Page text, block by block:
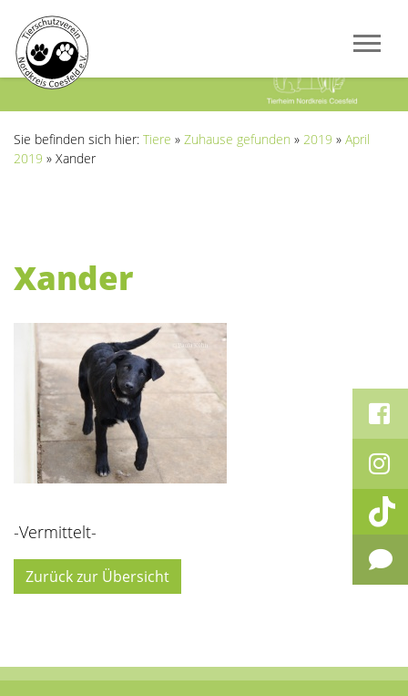
Sie befinden sich hier: Tiere » Zuhause gefunden » 2019 » April
2019 » Xander
Xander
-Vermittelt-
Zurück zur Übersicht